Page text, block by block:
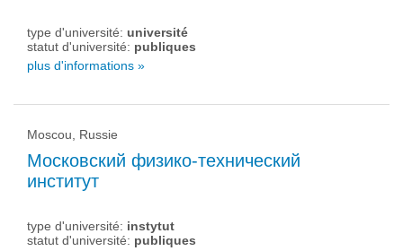
type d'université: université
statut d'université: publiques
plus d'informations »
Moscou, Russie
Московский физико-технический
институт
type d'université: instytut
statut d'université: publiques